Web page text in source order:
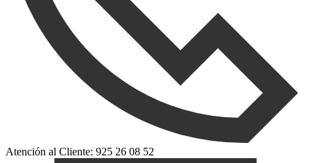
Atención al Cliente: 925 26 08 52